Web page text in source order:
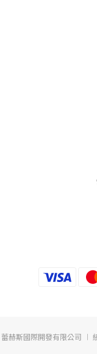
蕾赫斯國際開發有限公司 ︱